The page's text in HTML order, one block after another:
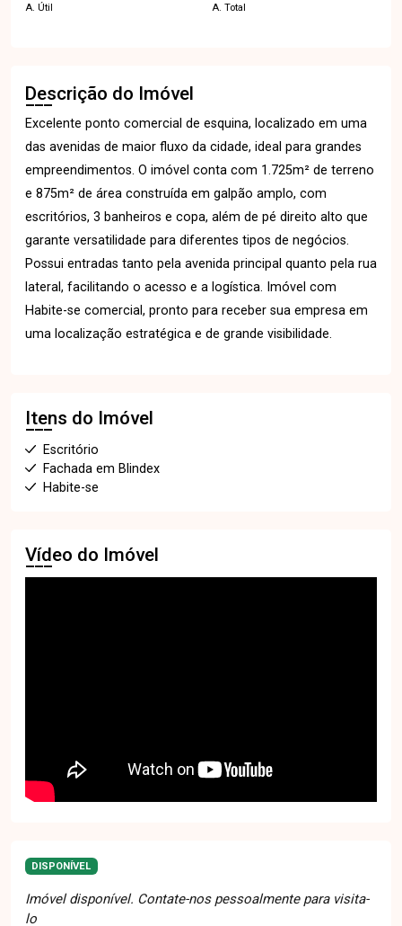
A. Útil A. Total
Descrição do Imóvel
Excelente ponto comercial de esquina, localizado em uma
das avenidas de maior fluxo da cidade, ideal para grandes
empreendimentos. O imóvel conta com 1.725m² de terreno
e 875m² de área construída em galpão amplo, com
escritórios, 3 banheiros e copa, além de pé direito alto que
garante versatilidade para diferentes tipos de negócios.
Possui entradas tanto pela avenida principal quanto pela rua
lateral, facilitando o acesso e a logística. Imóvel com
Habite-se comercial, pronto para receber sua empresa em
uma localização estratégica e de grande visibilidade.
Itens do Imóvel
Escritório
Fachada em Blindex
Habite-se
Vídeo do Imóvel
DISPONÍVEL
Imóvel disponível. Contate-nos pessoalmente para visita-
lo